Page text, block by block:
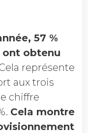
57 %
ont obtenu
représente
aux trois
chiffre
Cela montre